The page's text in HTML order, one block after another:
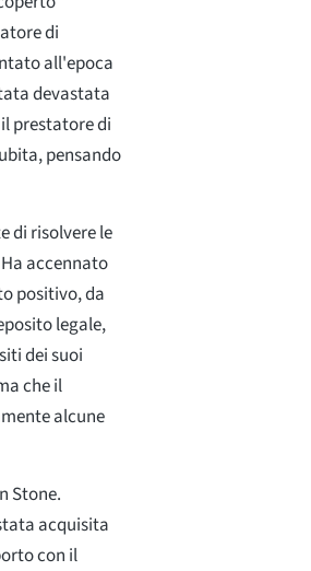
di
all'epoca
devastata
prestatore di
pensando
di risolvere le
accennato
positivo, da
legale,
dei suoi
che il
alcune
Stone.
acquisita
con il